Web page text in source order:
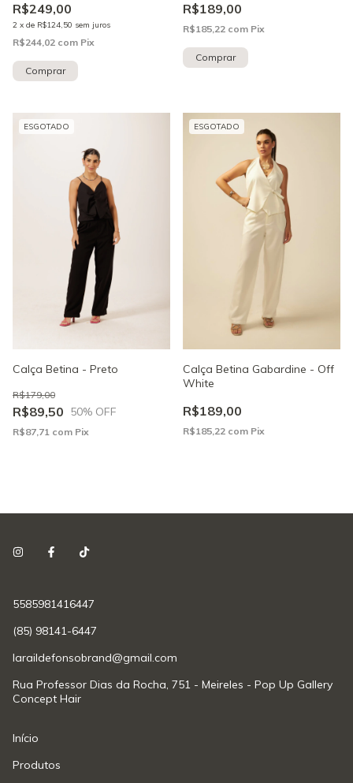
R$249,00
2 x de R$124,50 sem juros
R$244,02 com Pix
Comprar
R$189,00
R$185,22 com Pix
Comprar
ESGOTADO
Calça Betina - Preto
R$89,50
R$179,00
50% OFF
R$87,71 com Pix
ESGOTADO
Calça Betina Gabardine - Off
White
R$189,00
R$185,22 com Pix
5585981416447
(85) 98141-6447
laraildefonsobrand@gmail.com
Rua Professor Dias da Rocha, 751 - Meireles - Pop Up Gallery
Concept Hair
Início
Produtos